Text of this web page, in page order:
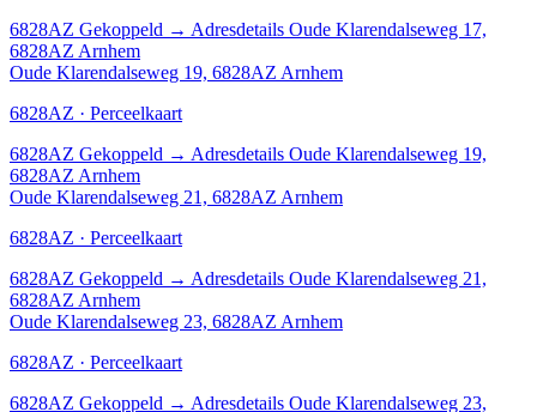
6828AZ Gekoppeld → Adresdetails Oude Klarendalseweg 17,
6828AZ Arnhem
Oude Klarendalseweg 19, 6828AZ Arnhem
6828AZ · Perceelkaart
6828AZ Gekoppeld → Adresdetails Oude Klarendalseweg 19,
6828AZ Arnhem
Oude Klarendalseweg 21, 6828AZ Arnhem
6828AZ · Perceelkaart
6828AZ Gekoppeld → Adresdetails Oude Klarendalseweg 21,
6828AZ Arnhem
Oude Klarendalseweg 23, 6828AZ Arnhem
6828AZ · Perceelkaart
6828AZ Gekoppeld → Adresdetails Oude Klarendalseweg 23,